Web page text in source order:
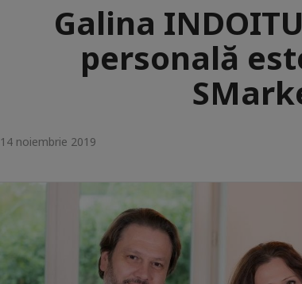
Galina
personală
14 noiembrie 2019